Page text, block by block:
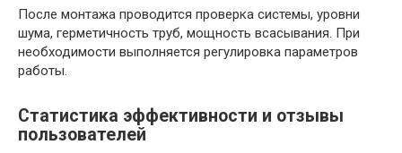
После монтажа проводится проверка системы, уровни
шума, герметичность труб, мощность всасывания. При
необходимости выполняется регулировка параметров
работы.
Статистика эффективности и отзывы
пользователей